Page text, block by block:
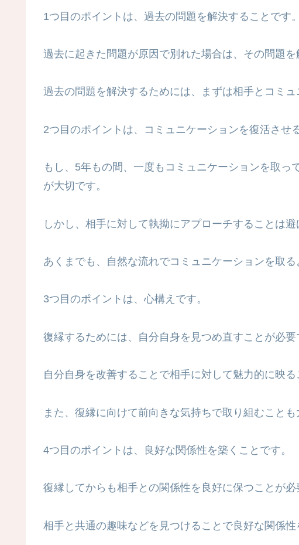
1つ目のポイントは、過去の問題を解決することです。
過去に起きた問題が原因で別れた場合は、その問題
過去の問題を解決するためには、まずは相手とコミュ
2つ目のポイントは、コミュニケーションを復活させ
もし、5年もの間、一度もコミュニケーションを取っ
が大切です。
しかし、相手に対して執拗にアプローチすることは避
あくまでも、自然な流れでコミュニケーションを取る
3つ目のポイントは、心構えです。
復縁するためには、自分自身を見つめ直すことが必要
自分自身を改善することで相手に対して魅力的に映る
また、復縁に向けて前向きな気持ちで取り組むことも
4つ目のポイントは、良好な関係性を築くことです。
復縁してからも相手との関係性を良好に保つことが必
相手と共通の趣味などを見つけることで良好な関係性